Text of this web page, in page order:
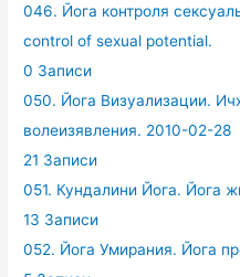
046. Йога контроля
control of sexual potential.
0 Записи
050. Йога Визуализации.
волеизявления. 2010-02-28
21 Записи
051. Кундалини Йога. Йога
13 Записи
052. Йога Умирания. Йога